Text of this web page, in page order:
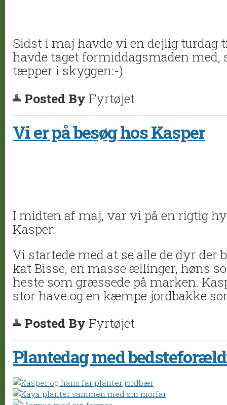
Sidst i maj havde vi en dejlig turdag
havde taget formiddagsmaden med,
tæpper i skyggen:-)
Posted By Fyrtøjet
Vi er på besøg hos Kasper
I midten af maj, var vi på en rigtig
Kasper.
Vi startede med at se alle de dyr der
kat Bisse, en masse ællinger, høns
heste som græssede på marken.
stor have og en kæmpe jordbakke
Posted By Fyrtøjet
Plantedag med